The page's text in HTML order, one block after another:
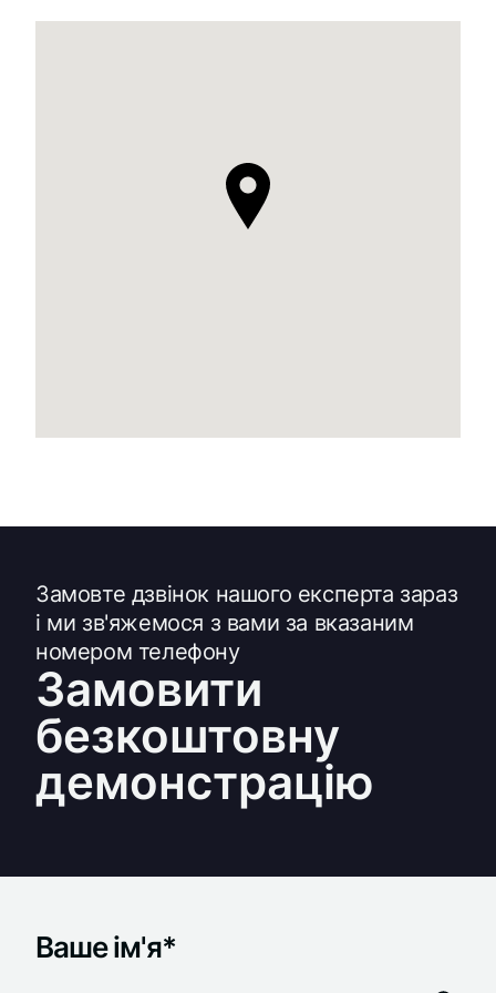
Замовте дзвінок нашого експерта зараз
і ми зв'яжемося з вами за вказаним
номером телефону
Замовити
безкоштовну
демонстрацію
Ваше ім'я*